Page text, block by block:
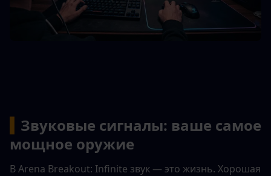
Звуковые сигналы: ваше самое
мощное оружие
В Arena Breakout: Infinite звук — это жизнь. Хорошая